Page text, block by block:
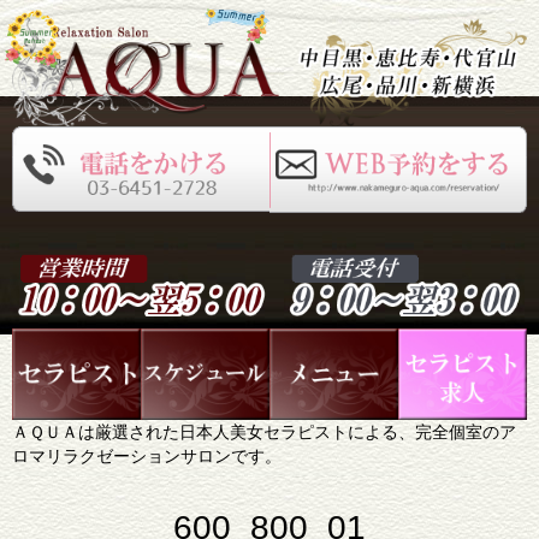
ＡＱＵＡは厳選された日本人美女セラピストによる、完全個室のア
ロマリラクゼーションサロンです。
600_800_01